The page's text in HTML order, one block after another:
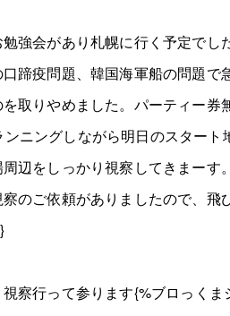
強会があり札幌に行く予定でし
蹄疫問題、韓国海軍船の問題で
取りやめました。パーティー券
ニングしながら明日のスタート
辺をしっかり視察してきまーす
のご依頼がありましたので、飛
察行って参ります{%ブロっく